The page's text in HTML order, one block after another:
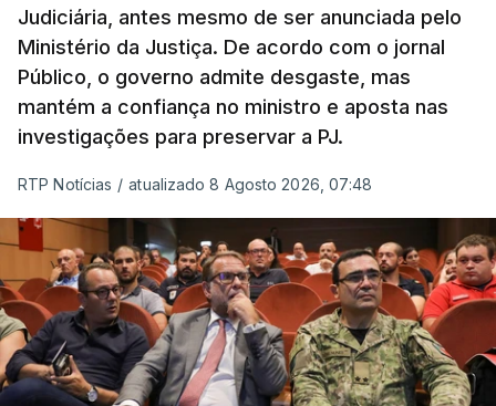
Judiciária, antes mesmo de ser anunciada pelo
Ministério da Justiça. De acordo com o jornal
Público, o governo admite desgaste, mas
mantém a confiança no ministro e aposta nas
investigações para preservar a PJ.
RTP Notícias / atualizado 8 Agosto 2026, 07:48